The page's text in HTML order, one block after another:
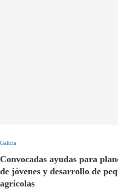
Galicia
Convocadas ayudas para
de jóvenes y desarrollo de
agrícolas